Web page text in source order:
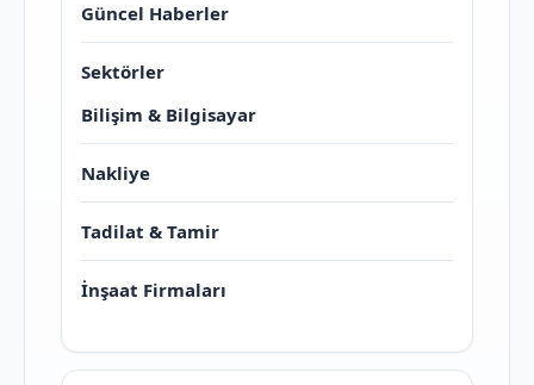
Güncel Haberler
Sektörler
Bilişim & Bilgisayar
Nakliye
Tadilat & Tamir
İnşaat Firmaları